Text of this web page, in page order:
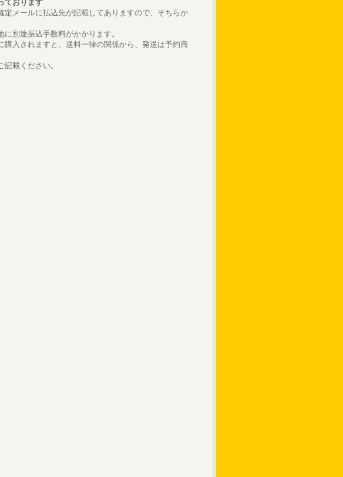
ております
メールに払込先が記載してありますので、そちらか
別途振込手数料がかかります。
入されますと、送料一律の関係から、発送は予約商
載ください。